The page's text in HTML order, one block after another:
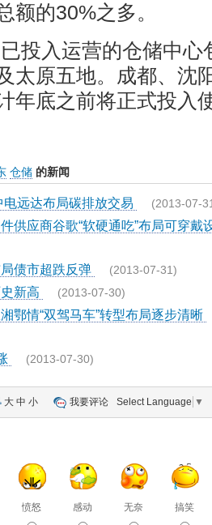
额的30%之多。
投入运营的仓储中心
太原五地。成都、沈
年底之前将正式投入
仓储 的新闻
远达布局碳排放交易 (2013-07-
供应商谷歌“软硬通吃”布局可穿戴
债市超跌反弹 (2013-07-31)
新高 (2013-07-30)
鄂情“双驾马车”转型布局逐步清晰
(2013-07-30)
大 中 小 我要评论 Select Language ▼
愤怒 感动 无奈 搞笑